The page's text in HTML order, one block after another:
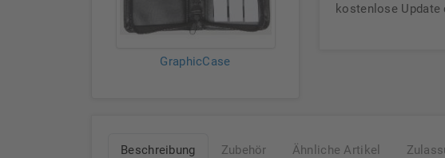
GraphicCase
kostenlose Update
Beschreibung Zubehör Ähnliche Artikel